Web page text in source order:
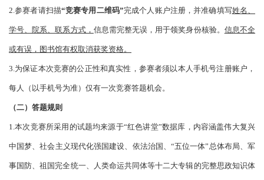
2.参赛者请扫描“竞赛专用二维码”完成个人账户注册，并准确填写姓名、
学号、院系、联系方式， 信息需完整无误，用于领奖身份核验。 信息不全
或有误，图书馆有权取消获奖资格。
3.为保证本次竞赛的公正性和真实性，参赛者须以本人手机号注册账户，
每人（以手机号为准）仅有一次竞赛答题机会。
（二） 答题规则
1.本次竞赛所采用的试题均来源于“红色讲堂”数据库，内容涵盖伟大复兴
中国梦、社会主义现代化强国建设、依法治国、“五位一体”总体布局、军
事国防、祖国完全统一、人类命运共同体等十二大专辑的完整思政知识体